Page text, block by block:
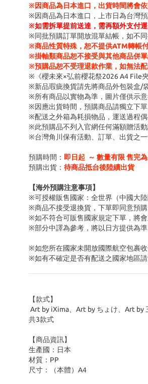
※因商品為日本進口，出貨時間將會
※因商品為日本進口，上市日為台灣
※如需拆單提前送達，需再額外支付運
※同批預購訂單開放混單結帳，如不同
※商品性質特殊，恕不提供ATM轉帳
※掛軸類商品恕不接受與其他商品併單
※預購品恕不受理退款作業，如無法
※《櫻未來×弘前櫻花祭2026 A4 File
※新品瑕疵換貨請先將商品外包裝盒/
※所有商品以實物為準，圖片僅供示意
※因應出貨時間，預購商品請獨立下
※配送之外箱為耗損物品，運送過程
※此預購品不列入官網任何滿額贈活
※台灣角川保有活動、訂單、出貨之一
預購時間： 即日起 ～ 數量有限 售完為
預購出貨： 待商品抵台後陸續出貨
【海外預購注意事項】
※可授權販售國家：全世界（中國大陸
※商品不接受退換貨，下單即同意預購
※如不符合可販售國家規定下單，將會
※部分中譯為參考，將以日方提供為準
※如您所在國家未開放國際航空包裹
※如有不確定是否有配送之國家地區請
【款式】
Art by iXima、Art by ちょけ、Art by
共3款式
【商品資訊】
生產國：日本
材質：PP
尺寸：（本體）A4